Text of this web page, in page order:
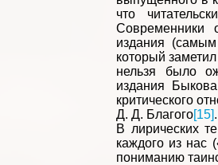
что
Современники
издания
который
нельзя было
издания
критического
Д. Д. Благого[15]
В лирических
каждого из нас
пониманию